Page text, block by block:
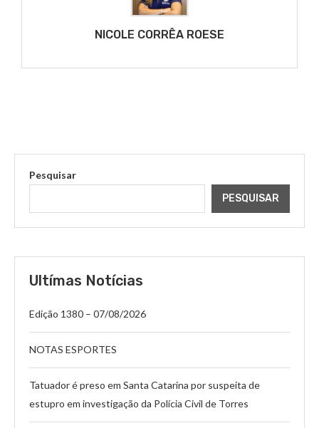
NICOLE CORRÊA ROESE
Pesquisar
PESQUISAR
Ultímas Notícias
Edição 1380 – 07/08/2026
NOTAS ESPORTES
Tatuador é preso em Santa Catarina por suspeita de
estupro em investigação da Polícia Civil de Torres